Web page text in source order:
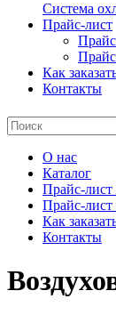
Система
Прайс-лист
Как
Контакты
О нас
Каталог
Прайс-
Прайс-лист
Как
Контакты